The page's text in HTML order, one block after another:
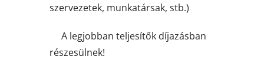
szervezetek, munkatársak, stb.)
A legjobban teljesítők díjazásban
részesülnek!